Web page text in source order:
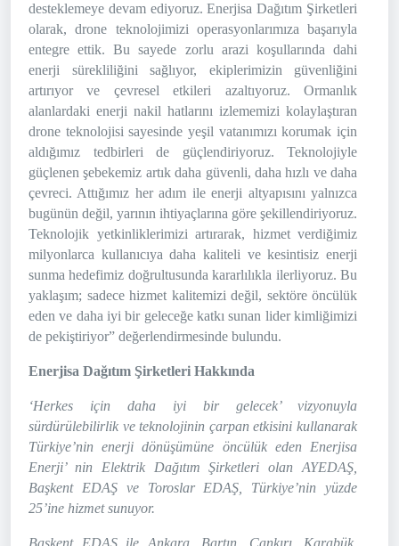
desteklemeye devam ediyoruz. Enerjisa Dağıtım Şirketleri
olarak, drone teknolojimizi operasyonlarımıza başarıyla
entegre ettik. Bu sayede zorlu arazi koşullarında dahi
enerji sürekliliğini sağlıyor, ekiplerimizin güvenliğini
artırıyor ve çevresel etkileri azaltıyoruz. Ormanlık
alanlardaki enerji nakil hatlarını izlememizi kolaylaştıran
drone teknolojisi sayesinde yeşil vatanımızı korumak için
aldığımız tedbirleri de güçlendiriyoruz. Teknolojiyle
güçlenen şebekemiz artık daha güvenli, daha hızlı ve daha
çevreci. Attığımız her adım ile enerji altyapısını yalnızca
bugünün değil, yarının ihtiyaçlarına göre şekillendiriyoruz.
Teknolojik yetkinliklerimizi artırarak, hizmet verdiğimiz
milyonlarca kullanıcıya daha kaliteli ve kesintisiz enerji
sunma hedefimiz doğrultusunda kararlılıkla ilerliyoruz. Bu
yaklaşım; sadece hizmet kalitemizi değil, sektöre öncülük
eden ve daha iyi bir geleceğe katkı sunan lider kimliğimizi
de pekiştiriyor” değerlendirmesinde bulundu.
Enerjisa Dağıtım Şirketleri Hakkında
‘Herkes için daha iyi bir gelecek’ vizyonuyla
sürdürülebilirlik ve teknolojinin çarpan etkisini kullanarak
Türkiye’nin enerji dönüşümüne öncülük eden Enerjisa
Enerji’ nin Elektrik Dağıtım Şirketleri olan AYEDAŞ,
Başkent EDAŞ ve Toroslar EDAŞ, Türkiye’nin yüzde
25’ine hizmet sunuyor.
Başkent EDAŞ ile Ankara, Bartın, Çankırı, Karabük,